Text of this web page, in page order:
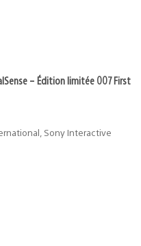
– Édition limitée 007 First
Sony Interactive